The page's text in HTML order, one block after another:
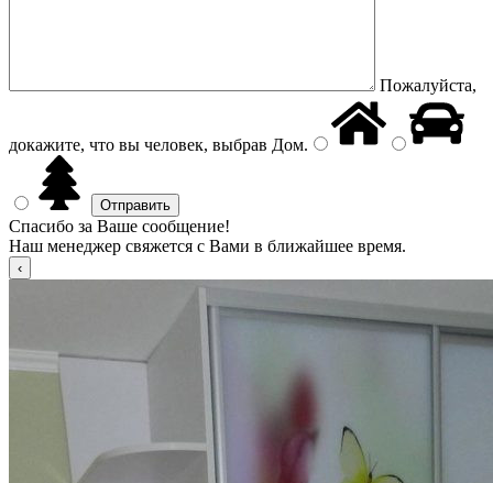
Пожалуйста,
докажите, что вы человек, выбрав Дом.
Спасибо за Ваше сообщение!
Наш менеджер свяжется с Вами в ближайшее время.